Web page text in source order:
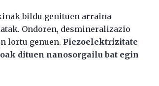
bildu genituen arraina
Ondoren, desmineralizazio
lortu genuen. Piezoelektrizitate
dituen nanosorgailu bat egin